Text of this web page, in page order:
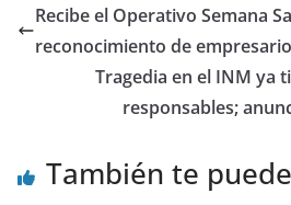
Recibe el Operativo Semana
reconocimiento de
Tragedia en el INM ya
responsables;
También te